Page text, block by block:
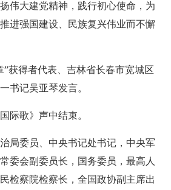
伟大建党精神，践行初心使命，为
进强国建设、民族复兴伟业而不懈
”获得者代表、吉林省长春市宽城区
书记吴亚琴发言。
际歌》声中结束。
局委员、中央书记处书记，中央军
委会副委员长，国务委员，最高人
检察院检察长，全国政协副主席出